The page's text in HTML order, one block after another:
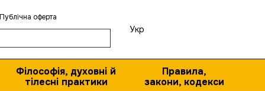
Публічна оферта
Укр
Філософія, духовні й
тілесні практики
Правила,
закони, кодекси